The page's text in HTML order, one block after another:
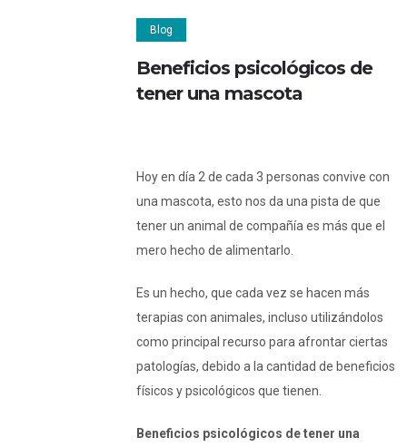
Blog
Beneficios psicológicos de
tener una mascota
Hoy en día 2 de cada 3 personas convive con
una mascota, esto nos da una pista de que
tener un animal de compañía es más que el
mero hecho de alimentarlo.
Es un hecho, que cada vez se hacen más
terapias con animales, incluso utilizándolos
como principal recurso para afrontar ciertas
patologías, debido a la cantidad de beneficios
físicos y psicológicos que tienen.
Beneficios psicológicos de tener una